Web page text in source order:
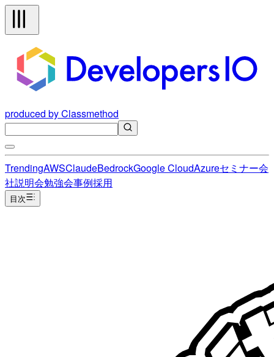
produced by Classmethod
TrendingAWSClaudeBedrockGoogle CloudAzureセミナー会
社説明会勉強会事例採用
目次